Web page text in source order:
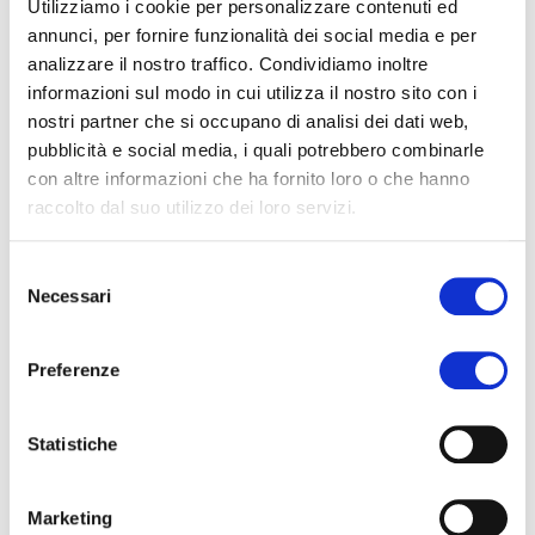
Utilizziamo i cookie per personalizzare contenuti ed
annunci, per fornire funzionalità dei social media e per
analizzare il nostro traffico. Condividiamo inoltre
informazioni sul modo in cui utilizza il nostro sito con i
nostri partner che si occupano di analisi dei dati web,
pubblicità e social media, i quali potrebbero combinarle
con altre informazioni che ha fornito loro o che hanno
raccolto dal suo utilizzo dei loro servizi.
delNecessari
Preferenze
Statistiche
Marketing
articoli nelle giuste quantità evitando sprechi e
sottoscorte.
Approfondisci
- TC Consolle – Programma di e-learning per la
continua formazione dei dipendenti all’uso corretto
dei DPI e utensili. Il Software mantiene lo storico di
tutti i corsi e delle iscrizioni.Approfondisci
Magazzini automatici intelligenti per il monitoraggio di
tutti i prelievi e le restituzioni degli oggetti. Tutti i
movimenti sono registrati direttamente sul software
web in modo da avere un sinottico completo sulla
oggetti pronti per essere riutilizzabili, quelli da
controllare e da aggiustare e quelli da sostituire.